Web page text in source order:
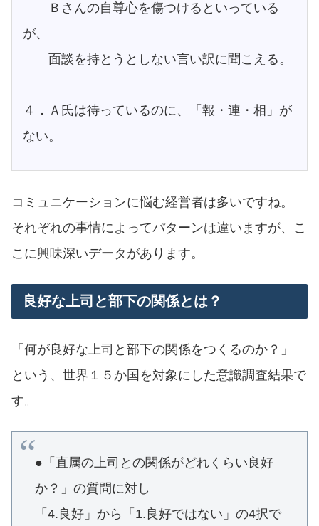
Ｂさんの自尊心を傷つけるといっている
が、
面談を持とうとしない言い訳に聞こえる。
４．Ａ氏は待っているのに、「報・連・相」が
ない。
コミュニケーションに悩む経営者は多いですね。
それぞれの事情によってパターンは違いますが、こ
こに興味深いデータがあります。
良好な上司と部下の関係とは？
「何が良好な上司と部下の関係をつくるのか？」
という、世界１５か国を対象にした意識調査結果で
す。
●「直属の上司との関係がどれくらい良好
か？」の質問に対し
「4.良好」から「1.良好ではない」の4択で